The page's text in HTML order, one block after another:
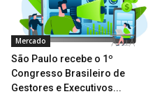
Mercado
São Paulo recebe o 1º
Congresso Brasileiro de
Gestores e Executivos...